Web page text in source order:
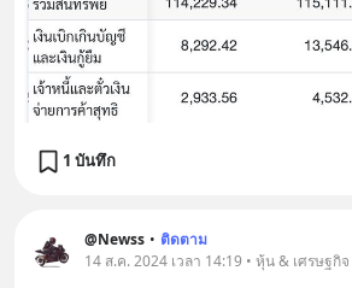
1 บันทึก
@Newss • ติดตาม
14 ส.ค. 2024 เวลา 14:19 • หุ้น & เศรษฐกิจ